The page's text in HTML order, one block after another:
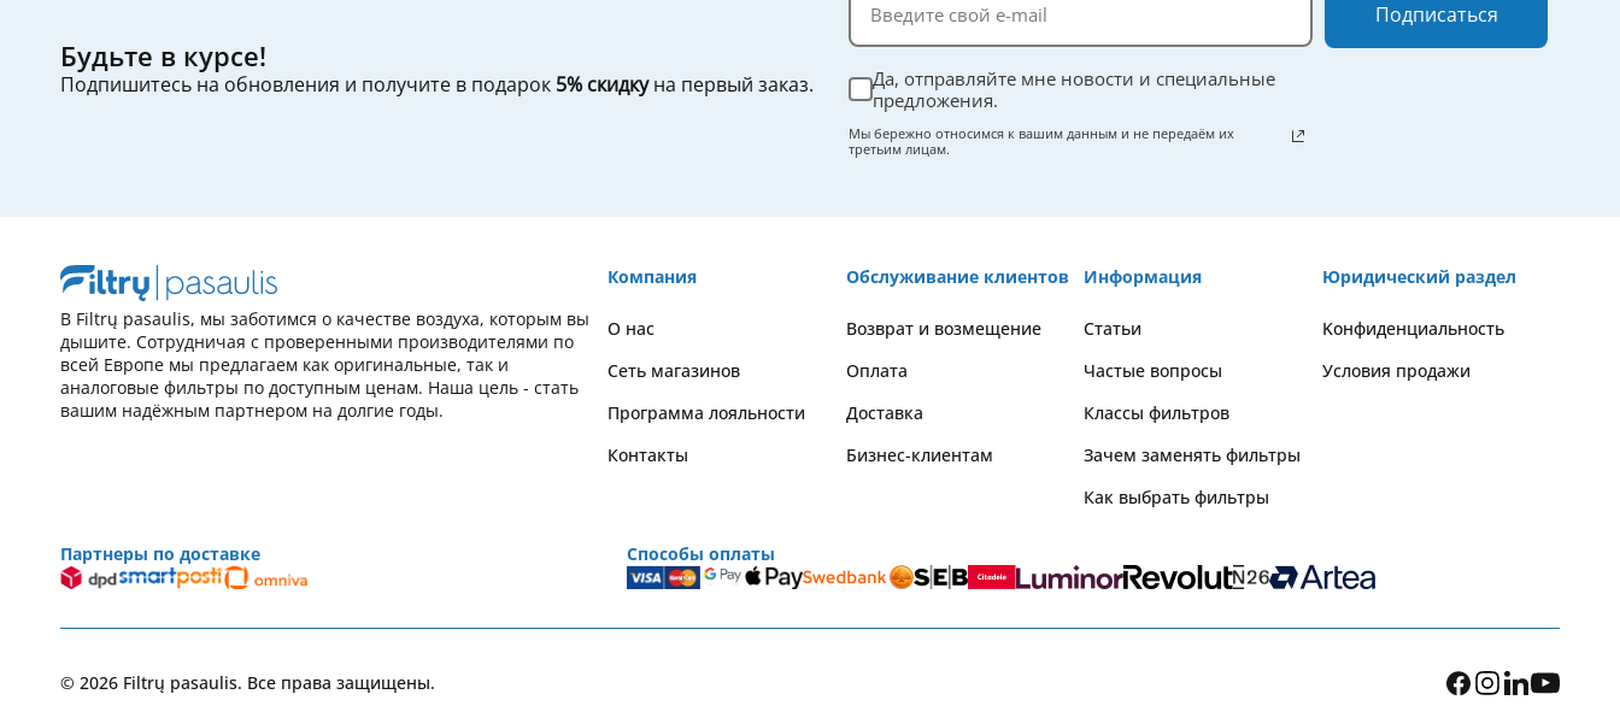
Будьте в курсе!
Подпишитесь на обновления и получите в подарок 5% скидкуна первый заказ.
Да, отправляйте мне новости и специальные
предложения.
Мы бережно относимся к вашим данным и не передаём их
третьим лицам.
Подписаться
В Filtrų pasaulis, мы заботимся о качестве воздуха, которым вы
дышите. Сотрудничая с проверенными производителями по
всей Европе мы предлагаем как оригинальные, так и
аналоговые фильтры по доступным ценам. Наша цель - стать
вашим надёжным партнером на долгие годы.
Компания
О нас
Сеть магазинов
Программа лояльности
Контакты
Обслуживание клиентов
Возврат и возмещение
Оплата
Доставка
Бизнес-клиентам
Информация
Статьи
Частые вопросы
Классы фильтров
Зачем заменять фильтры
Как выбрать фильтры
Юридический раздел
Kонфиденциальность
Условия продажи
Партнеры по доставке Способы оплаты
© 2026 Filtrų pasaulis. Все права защищены.